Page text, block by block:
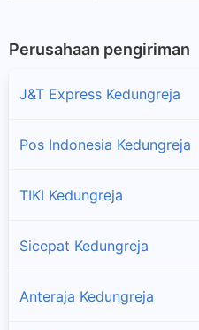
Perusahaan pengiriman
J&T Express Kedungreja
Pos Indonesia Kedungreja
TIKI Kedungreja
Sicepat Kedungreja
Anteraja Kedungreja